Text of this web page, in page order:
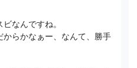
なんですね。
らかなぁー、なんて、勝手